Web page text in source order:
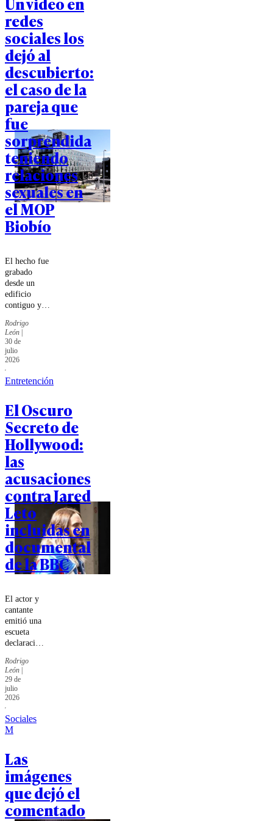
redes
sociales los
dejó al
descubierto:
el caso de la
pareja que
fue
sorprendida
teniendo
relaciones
sexuales en
el MOP
Biobío
El hecho fue
grabado
desde un
edificio
contiguo y
redes
sociales,
viralizándose
rápidamente.
Rodrigo
León |
30 de
julio
2026
Entretención
El Oscuro
Secreto de
Hollywood:
las
acusaciones
contra Jared
Leto
incluidas en
documental
de la BBC
El actor y
cantante
emitió una
escueta
declaración
donde negó
todas las
acusaciones
en su
contra.
Rodrigo
León |
29 de
julio
2026
Sociales
M
Las
imágenes
que dejó el
comentado